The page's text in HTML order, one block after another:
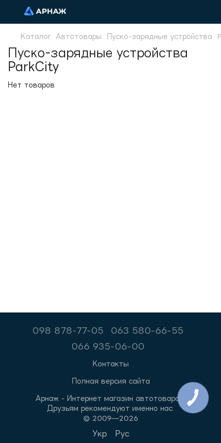
Каталог Автотовары Пуско-зарядные устройства
Пуско-зарядные устройства
ParkCity
Нет товаров
098 878-77-05
063 580-66-55
066 935-06-00
Контакты
Полная версия сайта
Арнаж - Интернет магазин автотоваров.
Друзьям рекомендуют именно нас.
© 2009—2026
Укр Рус